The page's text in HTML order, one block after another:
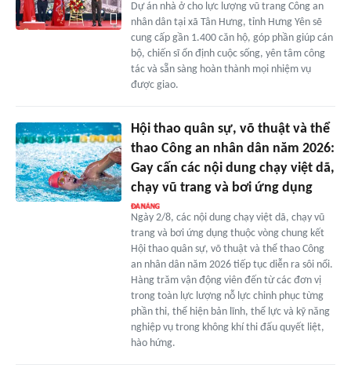
Dự án nhà ở cho lực lượng vũ trang Công an
nhân dân tại xã Tân Hưng, tỉnh Hưng Yên sẽ
cung cấp gần 1.400 căn hộ, góp phần giúp cán
bộ, chiến sĩ ổn định cuộc sống, yên tâm công
tác và sẵn sàng hoàn thành mọi nhiệm vụ
được giao.
Hội thao quân sự, võ thuật và thể
thao Công an nhân dân năm 2026:
Gay cấn các nội dung chạy việt dã,
chạy vũ trang và bơi ứng dụng
Ngày 2/8, các nội dung chạy việt dã, chạy vũ
trang và bơi ứng dụng thuộc vòng chung kết
Hội thao quân sự, võ thuật và thể thao Công
an nhân dân năm 2026 tiếp tục diễn ra sôi nổi.
Hàng trăm vận động viên đến từ các đơn vị
trong toàn lực lượng nỗ lực chinh phục từng
phần thi, thể hiện bản lĩnh, thể lực và kỹ năng
nghiệp vụ trong không khí thi đấu quyết liệt,
hào hứng.